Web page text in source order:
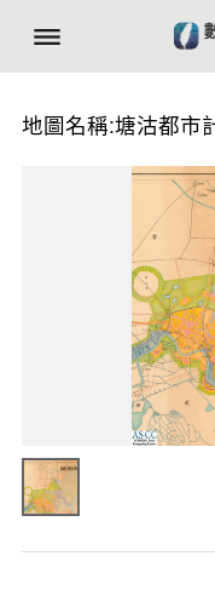
地圖名稱:塘沽都市